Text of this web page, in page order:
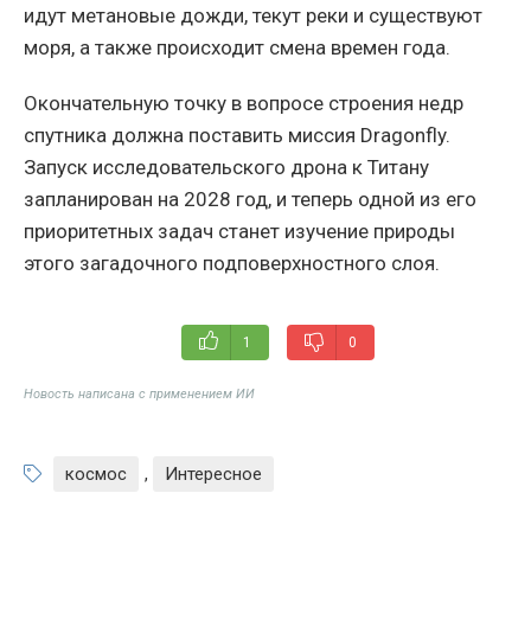
идут метановые дожди, текут реки и существуют
моря, а также происходит смена времен года.
Окончательную точку в вопросе строения недр
спутника должна поставить миссия Dragonfly.
Запуск исследовательского дрона к Титану
запланирован на 2028 год, и теперь одной из его
приоритетных задач станет изучение природы
этого загадочного подповерхностного слоя.
1 0
Новость написана с применением ИИ
космос , Интересное